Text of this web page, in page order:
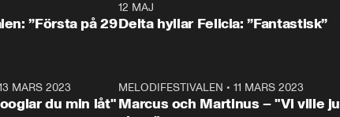
0:59
”Första på 29
12 MAJ
Delta hyllar Felicia: ”Fantastisk”
MARS 2023
du min låt"
MELODIFESTIVALEN •11 MARS 2023
Marcus och Martinus – "Vi ville ju